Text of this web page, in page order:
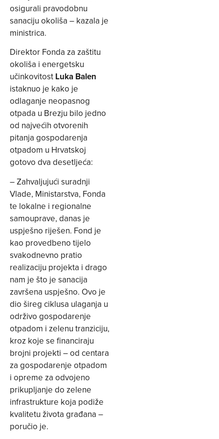
osigurali pravodobnu
sanaciju okoliša – kazala je
ministrica.
Direktor Fonda za zaštitu
okoliša i energetsku
učinkovitost Luka Balen
istaknuo je kako je
odlaganje neopasnog
otpada u Brezju bilo jedno
od najvećih otvorenih
pitanja gospodarenja
otpadom u Hrvatskoj
gotovo dva desetljeća:
– Zahvaljujući suradnji
Vlade, Ministarstva, Fonda
te lokalne i regionalne
samouprave, danas je
uspješno riješen. Fond je
kao provedbeno tijelo
svakodnevno pratio
realizaciju projekta i drago
nam je što je sanacija
završena uspješno. Ovo je
dio šireg ciklusa ulaganja u
održivo gospodarenje
otpadom i zelenu tranziciju,
kroz koje se financiraju
brojni projekti – od centara
za gospodarenje otpadom
i opreme za odvojeno
prikupljanje do zelene
infrastrukture koja podiže
kvalitetu života građana –
poručio je.